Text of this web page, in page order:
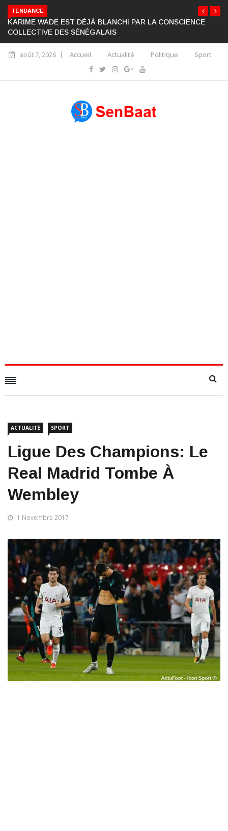
TENDANCE
KARIME WADE EST DÉJÀ BLANCHI PAR LA CONSCIENCE
COLLECTIVE DES SÉNÉGALAIS
août 7, 2026 Accueil Actualité Politique Sport
ACTUALITÉ SPORT
Ligue Des Champions: Le
Real Madrid Tombe À
Wembley
1 Novembre 2017